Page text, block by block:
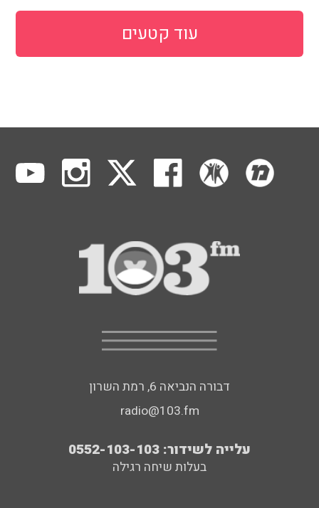
עוד קטעים
דבורה הנביאה 6, רמת השרון
radio@103.fm
עלייה לשידור: 0552-103-103
בעלות שיחה רגילה